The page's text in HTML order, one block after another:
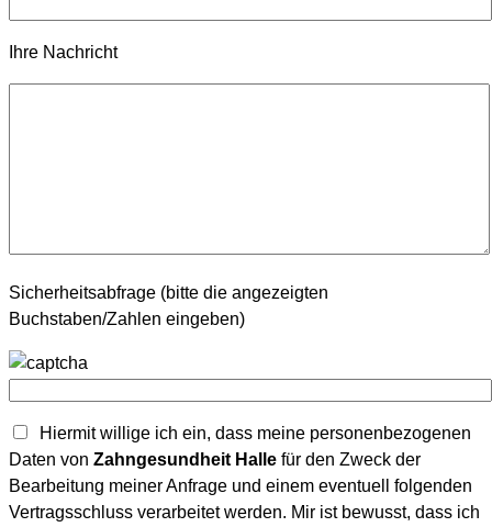
Ihre Nachricht
Sicherheitsabfrage (bitte die angezeigten
Buchstaben/Zahlen eingeben)
Hiermit willige ich ein, dass meine personenbezogenen
Daten von Zahngesundheit Halle für den Zweck der
Bearbeitung meiner Anfrage und einem eventuell folgenden
Vertragsschluss verarbeitet werden. Mir ist bewusst, dass ich